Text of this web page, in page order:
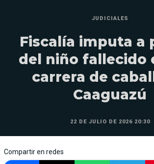
JUDICIALES
Fiscalía imputa a
del niño fallecido
carrera de
Caaguazú
22 DE JULIO DE 2026 20:30
Compartir en redes